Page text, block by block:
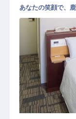
フロントスタ
あなたの笑顔で、